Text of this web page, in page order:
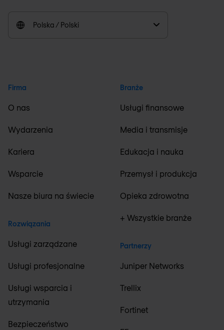
Polska / Polski
Firma
O nas
Wydarzenia
Kariera
Wsparcie
Nasze biura na świecie
Rozwiązania
Usługi zarządzane
Usługi profesjonalne
Usługi wsparcia i
utrzymania
Bezpieczeństwo
Branże
Usługi finansowe
Media i transmisje
Edukacja i nauka
Przemysł i produkcja
Opieka zdrowotna
+ Wszystkie branże
Partnerzy
Juniper Networks
Trellix
Fortinet